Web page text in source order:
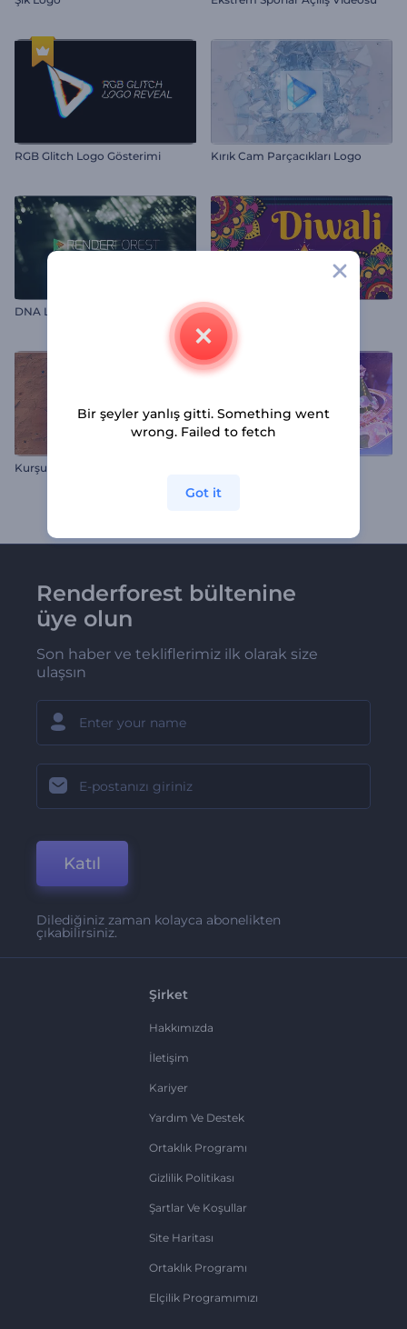
RGB Glitch Logo Gösterimi Kırık Cam Parçacıkları Logo
DNA Logo Divali Tebrik Animasyonları
Kurşun Logo Gösterimi
Renderforest bültenine
üye olun
Son haber ve tekliflerimiz ilk olarak size
ulaşsın
Katıl
Dilediğiniz zaman kolayca abonelikten
çıkabilirsiniz.
Şirket
Hakkımızda
İletişim
Kariyer
Yardım Ve Destek
Ortaklık Programı
Gizlilik Politikası
Şartlar Ve Koşullar
Site Haritası
Ortaklık Programı
Elçilik Programımızı
Bir şeyler yanlış gitti. Something went
wrong. Failed to fetch
Got it